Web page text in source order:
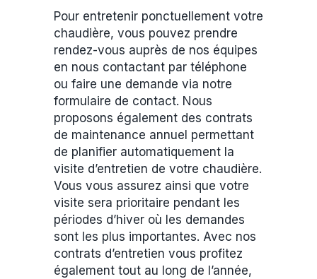
Pour entretenir ponctuellement votre
chaudière, vous pouvez prendre
rendez-vous auprès de nos équipes
en nous contactant par téléphone
ou faire une demande via notre
formulaire de contact. Nous
proposons également des contrats
de maintenance annuel permettant
de planifier automatiquement la
visite d’entretien de votre chaudière.
Vous vous assurez ainsi que votre
visite sera prioritaire pendant les
périodes d’hiver où les demandes
sont les plus importantes. Avec nos
contrats d’entretien vous profitez
également tout au long de l’année,